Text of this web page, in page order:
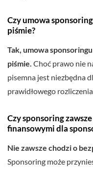
Czy umowa
piśmie?
Tak, umowa
piśmie. Choć prawo nie
pisemna jest niezbędna
prawidłowego
Czy sponsoring
finansowymi dla
Nie zawsze chodzi o
Sponsoring może